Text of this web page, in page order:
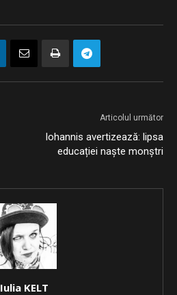
Articolul următor
Iohannis avertizează: lipsa
educației naște monștri
Iulia KELT